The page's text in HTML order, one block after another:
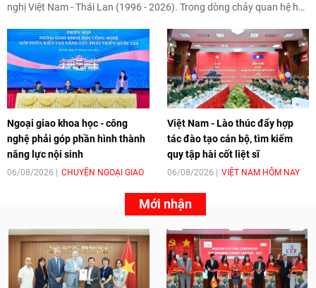
nghị Việt Nam - Thái Lan (1996 - 2026). Trong dòng chảy quan hệ hai
rộng hoạt động từ giao lưu truyền thống sang kết nối địa phương,
doanh nghiệp, giáo dục, văn hóa và thế hệ trẻ, góp phần tăng cường
sự hiểu biết và hợp tác giữa nhân dân hai nước.
Ngoại giao khoa học - công
nghệ phải góp phần hình thành
năng lực nội sinh
06/08/2026 CHUYỆN NGOẠI GIAO
Việt Nam - Lào thúc đẩy hợp
tác đào tạo cán bộ, tìm kiếm
quy tập hài cốt liệt sĩ
06/08/2026 VIỆT NAM HÔM NAY
Mới nhận